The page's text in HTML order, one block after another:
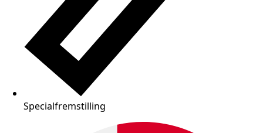
Specialfremstilling